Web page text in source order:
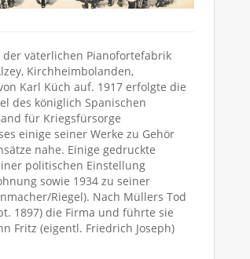
väterlichen Pianofortefabrik
Kirchheimbolanden,
Karl Küch auf. 1917 erfolgte die
des königlich Spanischen
für Kriegsfürsorge
einige seiner Werke zu Gehör
nahe. Einige gedruckte
politischen Einstellung
sowie 1934 zu seiner
Riegel). Nach Müllers Tod
1897) die Firma und führte sie
Fritz (eigentl. Friedrich Joseph)